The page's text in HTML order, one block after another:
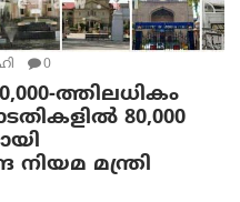
0
ത്തിലധികം
80,000
നിയമ മന്ത്രി